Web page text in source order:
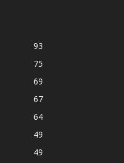
93
75
69
67
64
49
49